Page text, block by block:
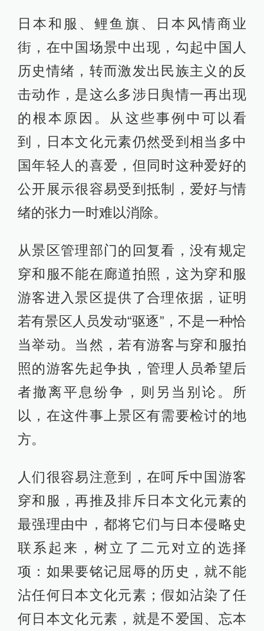
日本和服、鲤鱼旗、日本风情商业
街，在中国场景中出现，勾起中国人
历史情绪，转而激发出民族主义的反
击动作，是这么多涉日舆情一再出现
的根本原因。从这些事例中可以看
到，日本文化元素仍然受到相当多中
国年轻人的喜爱，但同时这种爱好的
公开展示很容易受到抵制，爱好与情
绪的张力一时难以消除。
从景区管理部门的回复看，没有规定
穿和服不能在廊道拍照，这为穿和服
游客进入景区提供了合理依据，证明
若有景区人员发动“驱逐”，不是一种恰
当举动。当然，若有游客与穿和服拍
照的游客先起争执，管理人员希望后
者撤离平息纷争，则另当别论。所
以，在这件事上景区有需要检讨的地
方。
人们很容易注意到，在呵斥中国游客
穿和服，再推及排斥日本文化元素的
最强理由中，都将它们与日本侵略史
联系起来，树立了二元对立的选择
项：如果要铭记屈辱的历史，就不能
沾任何日本文化元素；假如沾染了任
何日本文化元素，就是不爱国、忘本